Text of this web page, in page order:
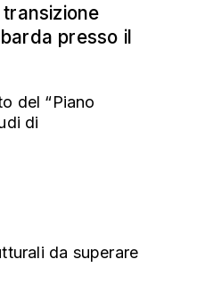
presso il
del “Piano
di
da superare